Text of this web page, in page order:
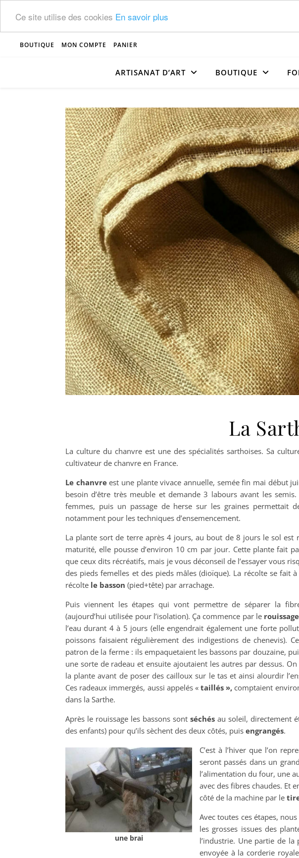
Ce site utilise des cookies En savoir plus
BOUTIQUE MON COMPTE PANIER
ARTISANAT D’ART BOUTIQUE
La
La culture du chanvre est une des spécialités sarthoises. Sa
cultivateur de chanvre en France.
Le chanvreest une plante vivace annuelle, semée fin mai début
besoin d’être très meuble et demande 3 labours avant les
femmes, puis un passage de herse sur les graines permettait
notamment pour les techniques d’ensemencement.
La plante sort de terre après 4 jours, au bout de 8 jours le sol
maturité, elle pousse d’environ 10 cm par jour. Cette plante fait
que ceux dits récréatifs, mais je vous déconseil de l’essayer vous
des pieds femelles et des pieds mâles (dioïque). La récolte se fait
récolte le basson (pied+tête) par arrachage.
Puis viennent les étapes qui vont permettre de séparer la
(aujourd’hui utilisée pour l’isolation). Ça commence par le
l’eau durant 4 à 5 jours (elle engendrait également une forte
poissons faisaient régulièrement des indigestions de chenevis).
patron de la ferme : ils empaquetaient les bassons par douzaine,
une sorte de radeau et ensuite ajoutaient les autres par dessus.
la plante avant de poser des cailloux sur le tas et ainsi alourdir
Ces radeaux immergés, aussi appelés «taillés », comptaient
dans la Sarthe.
Après le rouissage les bassons sont séchésau soleil, directement
des enfants) pour qu’ils sèchent des deux côtés, puis engrangés.
une brai
C’est à l’hiver que l’on
seront passés dans un
l’alimentation du four, une
avec des fibres chaudes. Et
côté de la machine par le
Avec toutes ces étapes,
les grosses issues des
l’industrie. Une partie de
envoyée à la corderie